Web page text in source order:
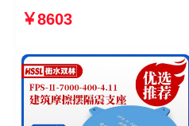
产厂家 摩擦摆隔震支座FPSII-
￥8603